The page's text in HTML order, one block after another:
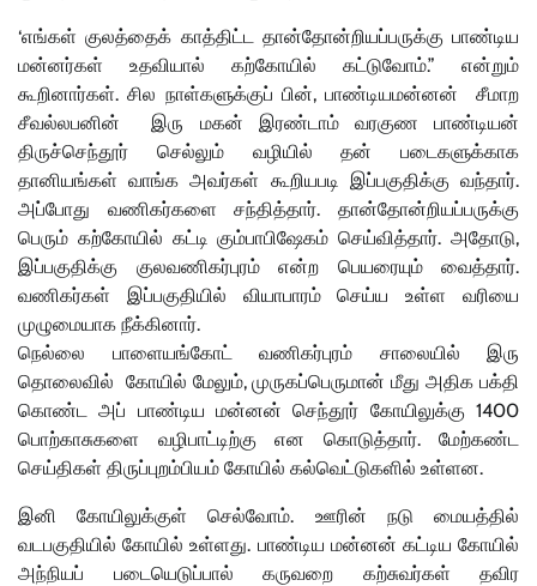
‘எங்கள் குலத்தைக் காத்திட்ட தான்தோன்றியப்பருக்கு பாண்டிய
மன்னர்கள் உதவியால் கற்கோயில் கட்டுவோம்.” என்றும்
கூறினார்கள். சில நாள்களுக்குப் பின், பாண்டியமன்னன் சீமாற
சீவல்லபனின் இரு மகன் இரண்டாம் வரகுண பாண்டியன்
திருச்செந்தூர் செல்லும் வழியில் தன் படைகளுக்காக
தானியங்கள் வாங்க அவர்கள் கூறியபடி இப்பகுதிக்கு வந்தார்.
அப்போது வணிகர்களை சந்தித்தார். தான்தோன்றியப்பருக்கு
பெரும் கற்கோயில் கட்டி கும்பாபிஷேகம் செய்வித்தார். அதோடு,
இப்பகுதிக்கு குலவணிகர்புரம் என்ற பெயரையும் வைத்தார்.
வணிகர்கள் இப்பகுதியில் வியாபாரம் செய்ய உள்ள வரியை
முழுமையாக நீக்கினார்.
நெல்லை பாளையங்கோட் வணிகர்புரம் சாலையில் இரு
தொலைவில் கோயில் மேலும், முருகப்பெருமான் மீது அதிக பக்தி
கொண்ட அப் பாண்டிய மன்னன் செந்தூர் கோயிலுக்கு 1400
பொற்காசுகளை வழிபாட்டிற்கு என கொடுத்தார். மேற்கண்ட
செய்திகள் திருப்புறம்பியம் கோயில் கல்வெட்டுகளில் உள்ளன.
இனி கோயிலுக்குள் செல்வோம். ஊரின் நடு மையத்தில்
வடபகுதியில் கோயில் உள்ளது. பாண்டிய மன்னன் கட்டிய கோயில்
அந்நியப் படையெடுப்பால் கருவறை கற்சுவர்கள் தவிர